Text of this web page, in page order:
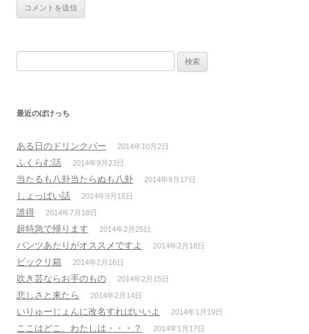
最近のぼけっち
ある日のドリンクバー 2014年10月2日
ふくらむ話 2014年9月23日
当たるも八卦当たらぬも八卦 2014年9月17日
しょっぱい話 2014年9月16日
誰得 2014年7月18日
超特急で帰ります 2014年2月25日
パンツあたりがオススメですよ 2014年2月18日
ビックリ箱 2014年2月16日
吹き芸ならお手のもの 2014年2月15日
悲しさと来たら 2014年2月14日
いりゅーじょんに改名すればいいよ 2014年1月19日
ここはどこ、わたしは・・・？ 2014年1月17日